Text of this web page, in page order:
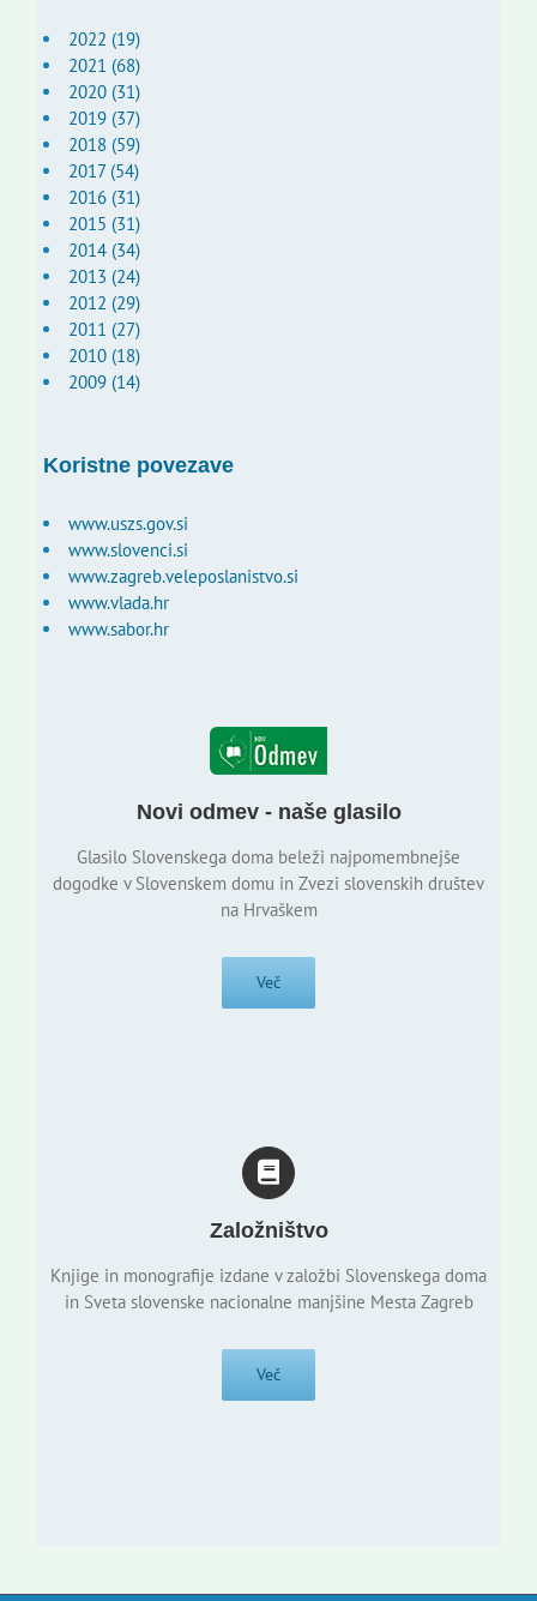
2022 (19)
2021 (68)
2020 (31)
2019 (37)
2018 (59)
2017 (54)
2016 (31)
2015 (31)
2014 (34)
2013 (24)
2012 (29)
2011 (27)
2010 (18)
2009 (14)
Koristne povezave
www.uszs.gov.si
www.slovenci.si
www.zagreb.veleposlanistvo.si
www.vlada.hr
www.sabor.hr
Novi odmev - naše glasilo
Glasilo Slovenskega doma beleži najpomembnejše
dogodke v Slovenskem domu in Zvezi slovenskih društev
na Hrvaškem
Več
Založništvo
Knjige in monografije izdane v založbi Slovenskega doma
in Sveta slovenske nacionalne manjšine Mesta Zagreb
Več